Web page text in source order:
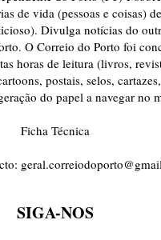
de vida (pessoas e coisas)
Divulga notícias do
O Correio do Porto foi
horas de leitura (livros,
postais, selos,
do papel a navegar no
Ficha Técnica
SIGA-NOS